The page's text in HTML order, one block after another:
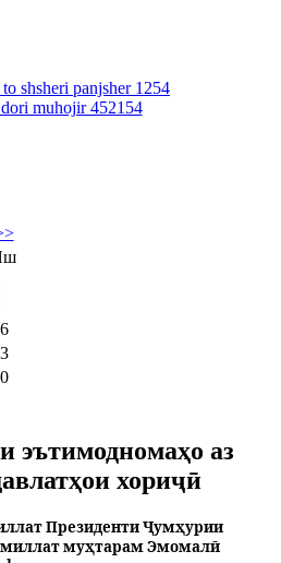
эътимодномаҳо аз
хориҷӣ
Президенти Ҷумҳурии
муҳтарам Эмомалӣ